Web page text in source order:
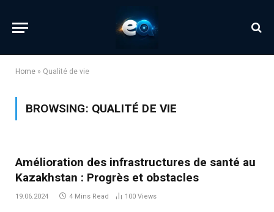
Home » Qualité de vie
BROWSING: QUALITÉ DE VIE
Amélioration des infrastructures de santé au
Kazakhstan : Progrès et obstacles
19.06.2024 4 Mins Read 100 Views